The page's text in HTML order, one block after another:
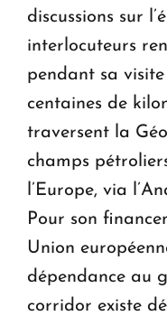
discussions sur
interlocuteurs
pendant sa
centaines de
traversent la
champs
l’Europe, via
Pour son
Union
dépendance au
corridor existe